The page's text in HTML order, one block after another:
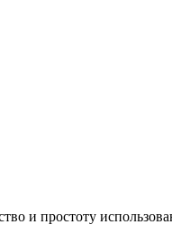
и простоту